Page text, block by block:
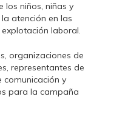
los niños, niñas y
atención en las
laboral.
organizaciones de
representantes de
comunicación y
para la campaña